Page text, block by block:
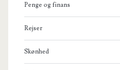
Penge og finans
Rejser
Skønhed